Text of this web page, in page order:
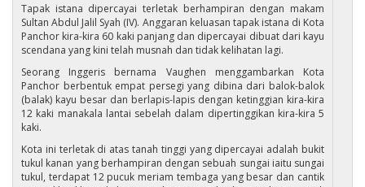
Tapak istana dipercayai terletak berhampiran dengan makam
Sultan Abdul Jalil Syah (IV). Anggaran keluasan tapak istana di Kota
Panchor kira-kira 60 kaki panjang dan dipercayai dibuat dari kayu
scendana yang kini telah musnah dan tidak kelihatan lagi.
Seorang Inggeris bernama Vaughen menggambarkan Kota
Panchor berbentuk empat persegi yang dibina dari balok-balok
(balak) kayu besar dan berlapis-lapis dengan ketinggian kira-kira
12 kaki manakala lantai sebelah dalam dipertinggikan kira-kira 5
kaki.
Kota ini terletak di atas tanah tinggi yang dipercayai adalah bukit
tukul kanan yang berhampiran dengan sebuah sungai iaitu sungai
tukul, terdapat 12 pucuk meriam tembaga yang besar dan cantik